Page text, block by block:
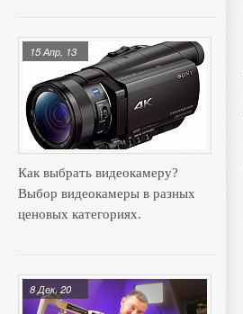
Как выбрать видеокамеру?
Выбор видеокамеры в разных
ценовых категориях.
15 Апр, 13
8 Дек, 20